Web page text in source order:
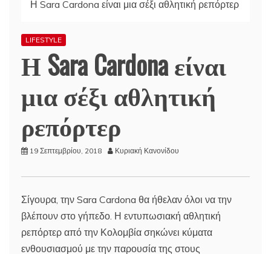
Η Sara Cardona είναι μια σέξι αθλητική ρεπόρτερ
LIFESTYLE
Η Sara Cardona είναι
μια σέξι αθλητική
ρεπόρτερ
19 Σεπτεμβρίου, 2018 Κυριακή Κανονίδου
Σίγουρα, την Sara Cardona θα ήθελαν όλοι να την
βλέπουν στο γήπεδο. Η εντυπωσιακή αθλητική
ρεπόρτερ από την Κολομβία σηκώνει κύματα
ενθουσιασμού με την παρουσία της στους